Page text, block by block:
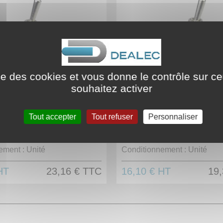
à levier métallique
: Unité
23,16 € TTC
Interrupteur à levier
1 pôle - A vis - ON-OFF-ON
Conditionnement : Unité
16,10 € HT
des cookies et vous donne le contrôle sur
souhaitez activer
Tout accepter Tout refuser Personnaliser